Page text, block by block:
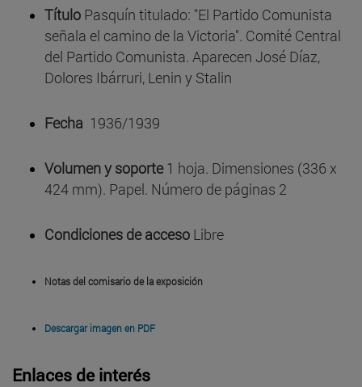
Título Pasquín titulado: "El Partido Comunista
señala el camino de la Victoria". Comité Central
del Partido Comunista. Aparecen José Díaz,
Dolores Ibárruri, Lenin y Stalin
Fecha 1936/1939
Volumen y soporte1 hoja. Dimensiones (336 x
424 mm). Papel. Número de páginas 2
Condiciones de acceso Libre
Notas del comisario de la exposición
Descargar imagen en PDF
Enlaces de interés